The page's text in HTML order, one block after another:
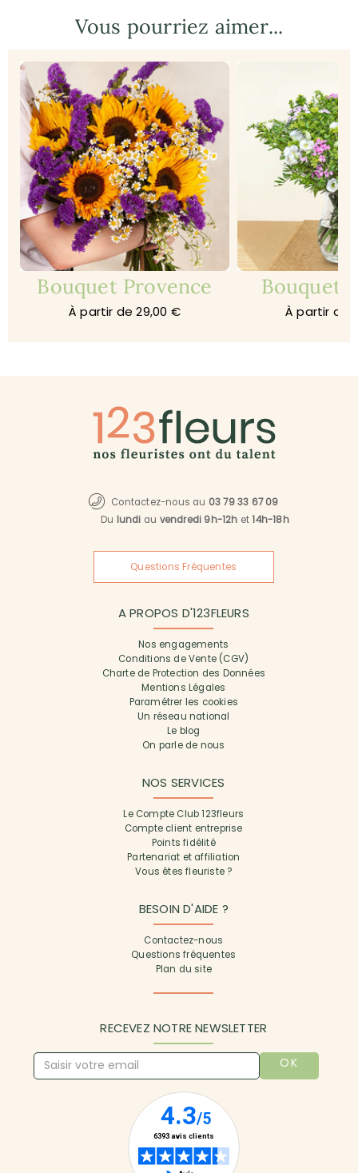
Vous pourriez aimer...
Bouquet Provence
À partir de 29,00 €
Bouquet
À partir de
Contactez-nous au 03 79 33 67 09
Du lundi au vendredi 9h-12h et14h-18h
Questions Fréquentes
A PROPOS D'123FLEURS
Nos engagements
Conditions de Vente (CGV)
Charte de Protection des Données
Mentions Légales
Paramétrer les cookies
Un réseau national
Le blog
On parle de nous
NOS SERVICES
Le Compte Club 123fleurs
Compte client entreprise
Points fidélité
Partenariat et affiliation
Vous êtes fleuriste ?
BESOIN D'AIDE ?
Contactez-nous
Questions fréquentes
Plan du site
RECEVEZ NOTRE NEWSLETTER
OK